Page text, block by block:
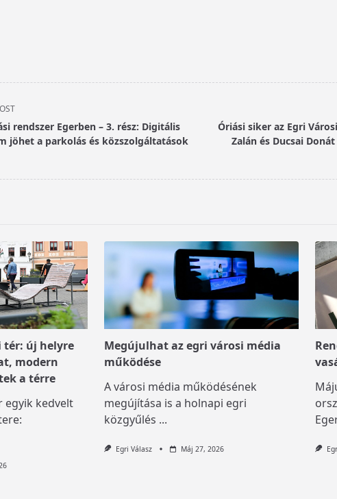
rendszer Egerben – 3. rész: Digitális
jöhet a parkolás és közszolgáltatások
Óriási siker az Egri
Zalán és Ducsai
tér: új helyre
modern
a térre
egyik kedvelt
Megújulhat az egri városi média
működése
A városi média működésének
megújítása is a holnapi egri
közgyűlés ...
Egri Válasz Máj 27, 2026